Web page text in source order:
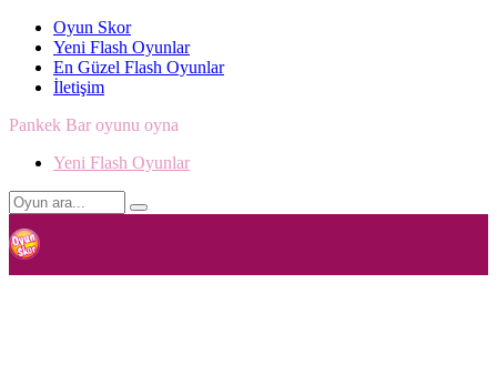
Oyun Skor
Yeni Flash Oyunlar
En Güzel Flash Oyunlar
İletişim
Pankek Bar oyunu oyna
Yeni Flash Oyunlar